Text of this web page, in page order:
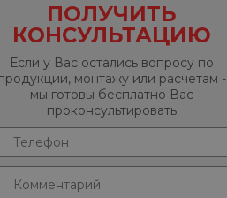
ПОЛУЧИТЬ
КОНСУЛЬТАЦИЮ
Если у Вас остались вопросу по
монтажу или расчетам -
мы готовы бесплатно Вас
проконсультировать